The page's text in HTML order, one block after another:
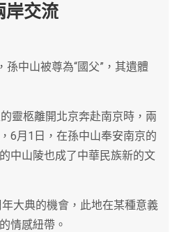
岸交流
孫中山被尊為“國父”，其遺體
靈柩離開北京奔赴南京時，兩
6月1日，在孫中山奉安南京的
中山陵也成了中華民族新的文
大典的機會，此地在某種意義
情感紐帶。